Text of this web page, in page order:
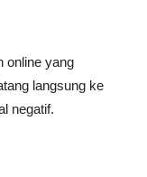
online yang
langsung ke
negatif.